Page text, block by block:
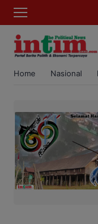
Home Nasional